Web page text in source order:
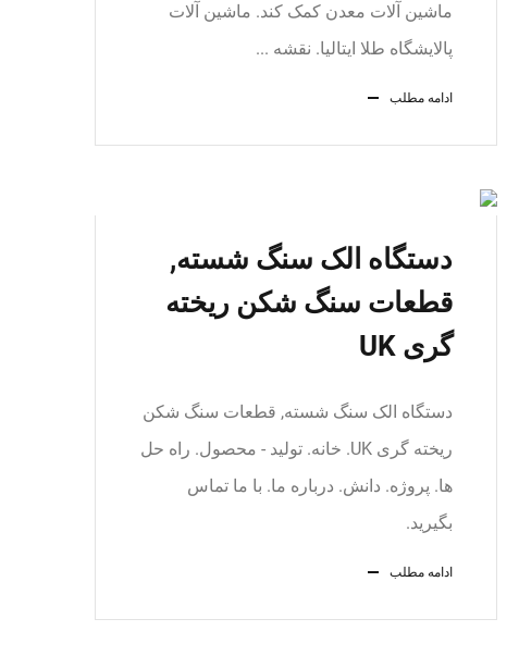
ماشین آلات معدن کمک کند. ماشین آلات
پالایشگاه طلا ایتالیا. نقشه ...
ادامه مطلب
دستگاه الک سنگ شسته,
قطعات سنگ شکن ریخته
گری UK
دستگاه الک سنگ شسته, قطعات سنگ شکن
ریخته گری UK. خانه. تولید - محصول. راه حل
ها. پروژه. دانش. درباره ما. با ما تماس
بگیرید.
ادامه مطلب